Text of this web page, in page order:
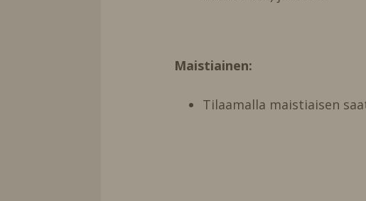
Maistiainen:
Tilaamalla maistiaisen